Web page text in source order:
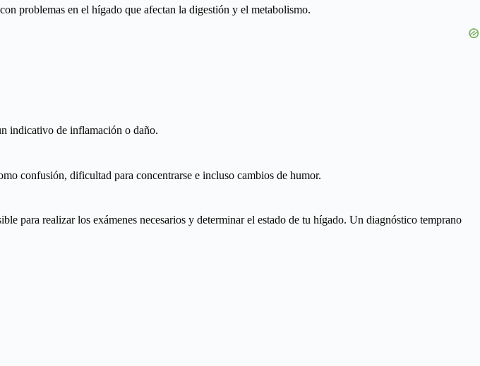
problemas en el hígado que afectan la digestión y el metabolismo.
indicativo de inflamación o daño.
confusión, dificultad para concentrarse e incluso cambios de humor.
para realizar los exámenes necesarios y determinar el estado de tu hígado. Un diagnóstico temprano